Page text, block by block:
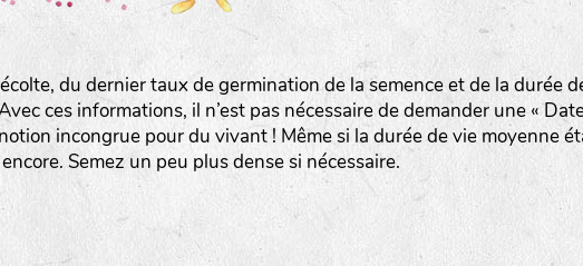
www.aubepin.fr
du dernier taux de germination de la semence et de la durée
ces informations, il n’est pas nécessaire de demander une «
incongrue pour du vivant ! Même si la durée de vie moyenne
Semez un peu plus dense si nécessaire.